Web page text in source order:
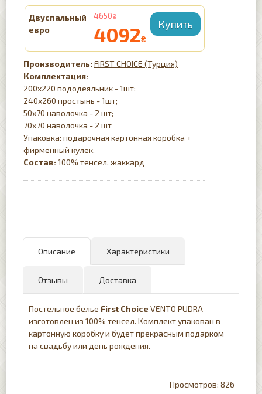
Двуспальный
евро
4650₴
4092₴
FIRST CHOICE (Турция)
Комплектация:
200х220 пододеяльник - 1шт;
240х260 простынь - 1шт;
50х70 наволочка - 2 шт;
70х70 наволочка - 2 шт
Упаковка: подарочная картонная коробка +
фирменный кулек.
Состав: 100% тенсел, жаккард
Описание Характеристики
Отзывы Доставка
Постельное белье First Choice VENTO PUDRA
изготовлен из 100% тенсел. Комплект упакован в
картонную коробку и будет прекрасным подарком
на свадьбу или день рождения.
826